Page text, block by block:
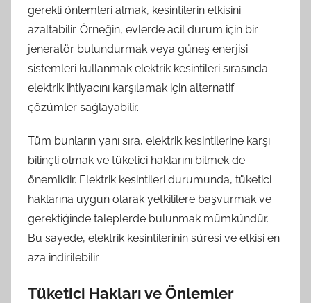
gerekli önlemleri almak, kesintilerin etkisini
azaltabilir. Örneğin, evlerde acil durum için bir
jeneratör bulundurmak veya güneş enerjisi
sistemleri kullanmak elektrik kesintileri sırasında
elektrik ihtiyacını karşılamak için alternatif
çözümler sağlayabilir.
Tüm bunların yanı sıra, elektrik kesintilerine karşı
bilinçli olmak ve tüketici haklarını bilmek de
önemlidir. Elektrik kesintileri durumunda, tüketici
haklarına uygun olarak yetkililere başvurmak ve
gerektiğinde taleplerde bulunmak mümkündür.
Bu sayede, elektrik kesintilerinin süresi ve etkisi en
aza indirilebilir.
Tüketici Hakları ve Önlemler